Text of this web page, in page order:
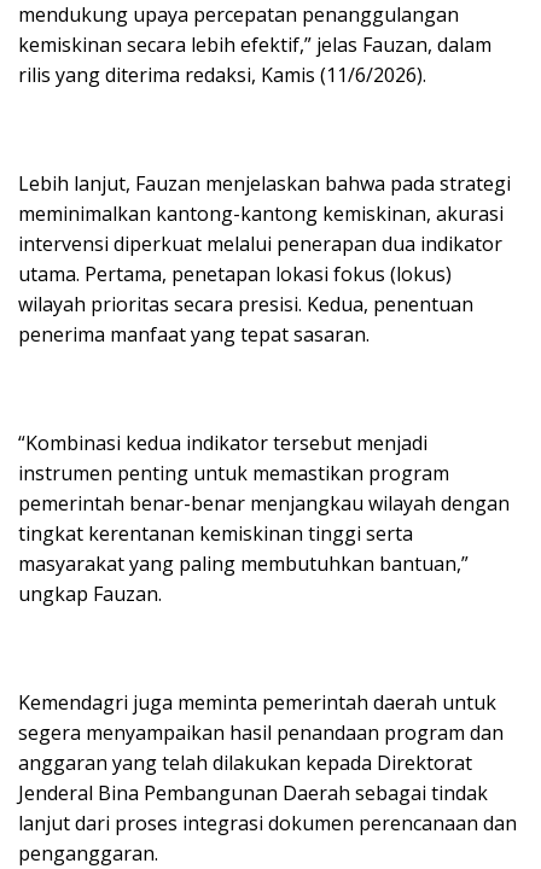
mendukung upaya percepatan penanggulangan
kemiskinan secara lebih efektif,” jelas Fauzan, dalam
rilis yang diterima redaksi, Kamis (11/6/2026).
Lebih lanjut, Fauzan menjelaskan bahwa pada strategi
meminimalkan kantong-kantong kemiskinan, akurasi
intervensi diperkuat melalui penerapan dua indikator
utama. Pertama, penetapan lokasi fokus (lokus)
wilayah prioritas secara presisi. Kedua, penentuan
penerima manfaat yang tepat sasaran.
“Kombinasi kedua indikator tersebut menjadi
instrumen penting untuk memastikan program
pemerintah benar-benar menjangkau wilayah dengan
tingkat kerentanan kemiskinan tinggi serta
masyarakat yang paling membutuhkan bantuan,”
ungkap Fauzan.
Kemendagri juga meminta pemerintah daerah untuk
segera menyampaikan hasil penandaan program dan
anggaran yang telah dilakukan kepada Direktorat
Jenderal Bina Pembangunan Daerah sebagai tindak
lanjut dari proses integrasi dokumen perencanaan dan
penganggaran.